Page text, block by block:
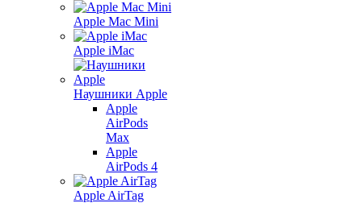
Apple Mac Mini
Apple iMac
Наушники Apple
Apple
AirPods
Max
Apple
AirPods 4
Apple AirTag